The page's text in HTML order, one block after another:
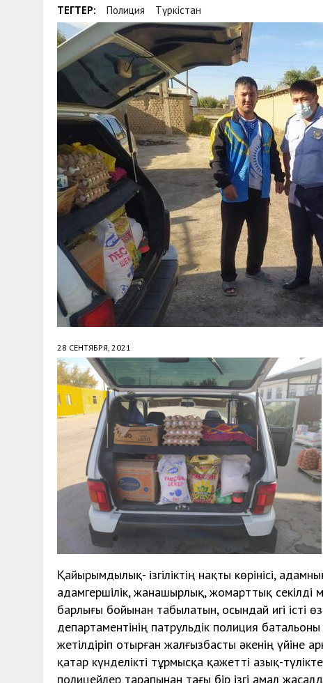
30 МАЯ, 2026 | ТҮСІНДІРУ ЖҰМЫСТАРЫ ЖҮРГІЗІЛДІ
ТЕГТЕР: Полиция Түркістан
28 СЕНТЯБРЯ, 2021
Қайырымдылық- ізгіліктің нақты көрінісі,
адамгершілік, жанашырлық, жомарттық
барлығы бойынан табылатын, осындай игі істі
департаментінің патрульдік полиция
жетілдіріп отырған жалғызбасты әкенің
қатар күнделікті тұрмысқа қажетті азық-
полицейлер тарапынан тағы бір ізгі амал